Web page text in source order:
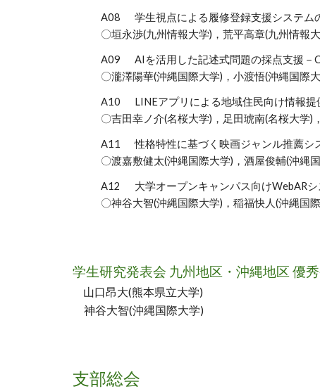
A08
学生視点による履修登録支援システ
〇垣永渉(九州情報大学)，荒平高章(九州情報
A09
AIを活用した記述式問題の採点支援－
〇瀧澤陽華(沖縄国際大学)，小渡悟(沖縄国際
A10
LINEアプリによる地域住民向け情報
〇吉田幸ノ介(名桜大学)，足田琥南(名桜大学
A11
性格特性に基づく映画ジャンル推薦
〇渡嘉敷健太(沖縄国際大学)，酒屋俊輔(沖縄
A12
大学オープンキャンパス向けWebAR
〇神谷大智(沖縄国際大学)，稲福快人(沖縄国
学生研究発表会 九州地区・沖縄地区 優
山口昂大(熊本県立大学)
神谷大智(沖縄国際大学)
支部総会